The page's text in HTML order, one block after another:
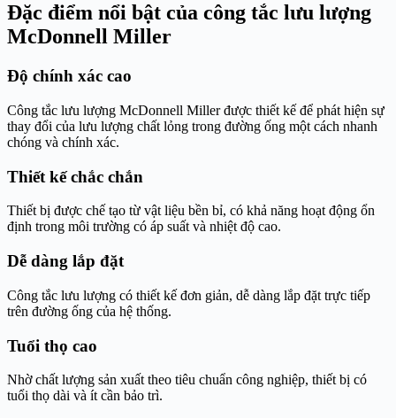
Đặc điểm nổi bật của công tắc lưu lượng
McDonnell Miller
Độ chính xác cao
Công tắc lưu lượng McDonnell Miller được thiết kế để phát hiện sự
thay đổi của lưu lượng chất lỏng trong đường ống một cách nhanh
chóng và chính xác.
Thiết kế chắc chắn
Thiết bị được chế tạo từ vật liệu bền bỉ, có khả năng hoạt động ổn
định trong môi trường có áp suất và nhiệt độ cao.
Dễ dàng lắp đặt
Công tắc lưu lượng có thiết kế đơn giản, dễ dàng lắp đặt trực tiếp
trên đường ống của hệ thống.
Tuổi thọ cao
Nhờ chất lượng sản xuất theo tiêu chuẩn công nghiệp, thiết bị có
tuổi thọ dài và ít cần bảo trì.